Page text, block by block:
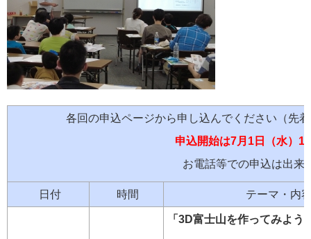
各回の申込ページから申し込んでください（
申込開始は7月1日（水）
お電話等での申込は出来
日付 時間 テーマ・内
「3D富士山を作ってみよう